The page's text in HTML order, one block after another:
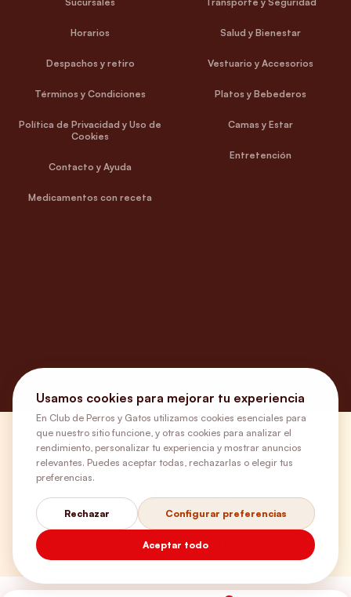
Horarios
Despachos y retiro
Términos y Condiciones
Política de Privacidad y Uso de
Cookies
Contacto y Ayuda
Medicamentos con receta
Salud y Bienestar
Vestuario y Accesorios
Platos y Bebederos
Camas y Estar
Entretención
¿Necesitas ayuda?
Envíos Gratis
+56 9 5646 8188
Usamos cookies para mejorar tu experiencia
En Club de Perros y Gatos utilizamos cookies esenciales para
que nuestro sitio funcione, y otras cookies para analizar el
rendimiento, personalizar tu experiencia y mostrar anuncios
relevantes. Puedes aceptar todas, rechazarlas o elegir tus
preferencias.
Rechazar Configurar preferencias
Aceptar todo